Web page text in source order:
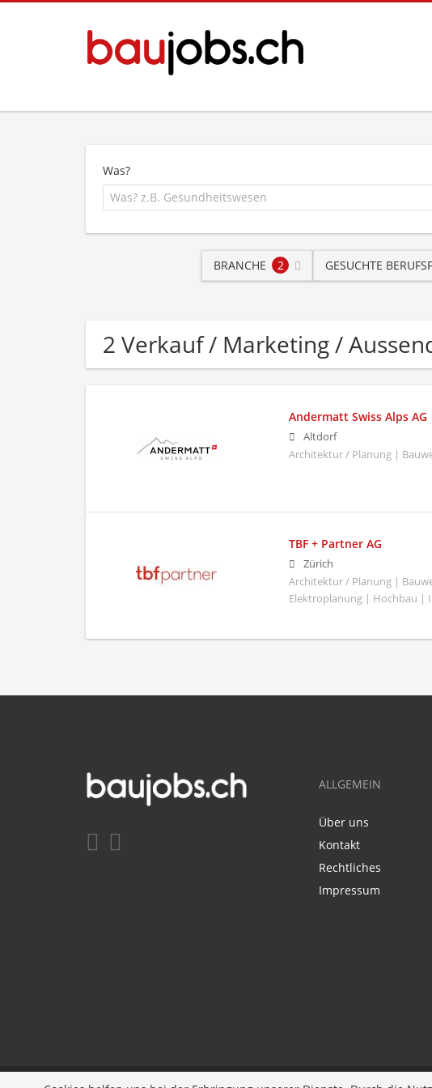
Was?
BRANCHE 2 GESUCHTE
2 Verkauf / Marketing /
Andermatt Swiss Alps AG
Altdorf
Architektur / Planung |
TBF + Partner AG
Zürich
Architektur / Planung |
Elektroplanung | Hochbau |
ALLGEMEIN
Über uns
Kontakt
Rechtliches
Impressum